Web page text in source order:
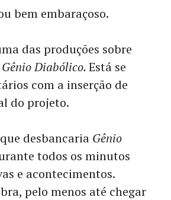
bem embaraçoso.
das produções sobre
Gênio Diabólico.Está se
com a inserção de
do projeto.
desbancaria Gênio
todos os minutos
e acontecimentos.
pelo menos até chegar